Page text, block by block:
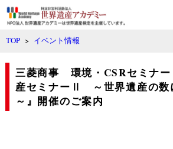
TOP > イベント情報
三菱商事 環境・CSRセミナ
産セミナーⅡ ～世界遺産の数
～』開催のご案内